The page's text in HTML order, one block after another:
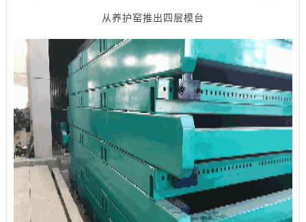
从养护窑推出四层模台